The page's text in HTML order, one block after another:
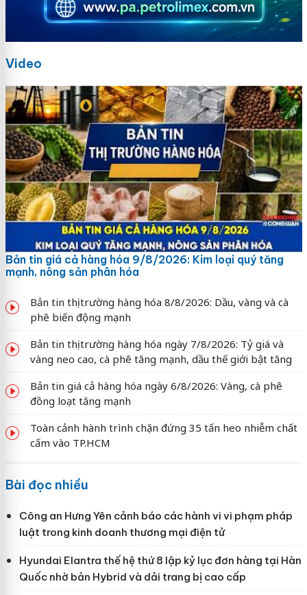
Video
Bản tin giá cả hàng hóa 9/8/2026: Kim loại quý tăng
mạnh, nông sản phân hóa
Bản tin thị trường hàng hóa 8/8/2026: Dầu, vàng và cà
phê biến động mạnh
Bản tin thị trường hàng hóa ngày 7/8/2026: Tỷ giá và
vàng neo cao, cà phê tăng mạnh, dầu thế giới bật tăng
Bản tin giá cả hàng hóa ngày 6/8/2026: Vàng, cà phê
đồng loạt tăng mạnh
Toàn cảnh hành trình chặn đứng 35 tấn heo nhiễm chất
cấm vào TP.HCM
Bài đọc nhiều
Công an Hưng Yên cảnh báo các hành vi vi phạm pháp
luật trong kinh doanh thương mại điện tử
Hyundai Elantra thế hệ thứ 8 lập kỷ lục đơn hàng tại Hàn
Quốc nhờ bản Hybrid và dải trang bị cao cấp